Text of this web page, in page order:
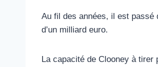
Au fil des années, il est passé
d’un milliard euro.
La capacité de Clooney à tirer